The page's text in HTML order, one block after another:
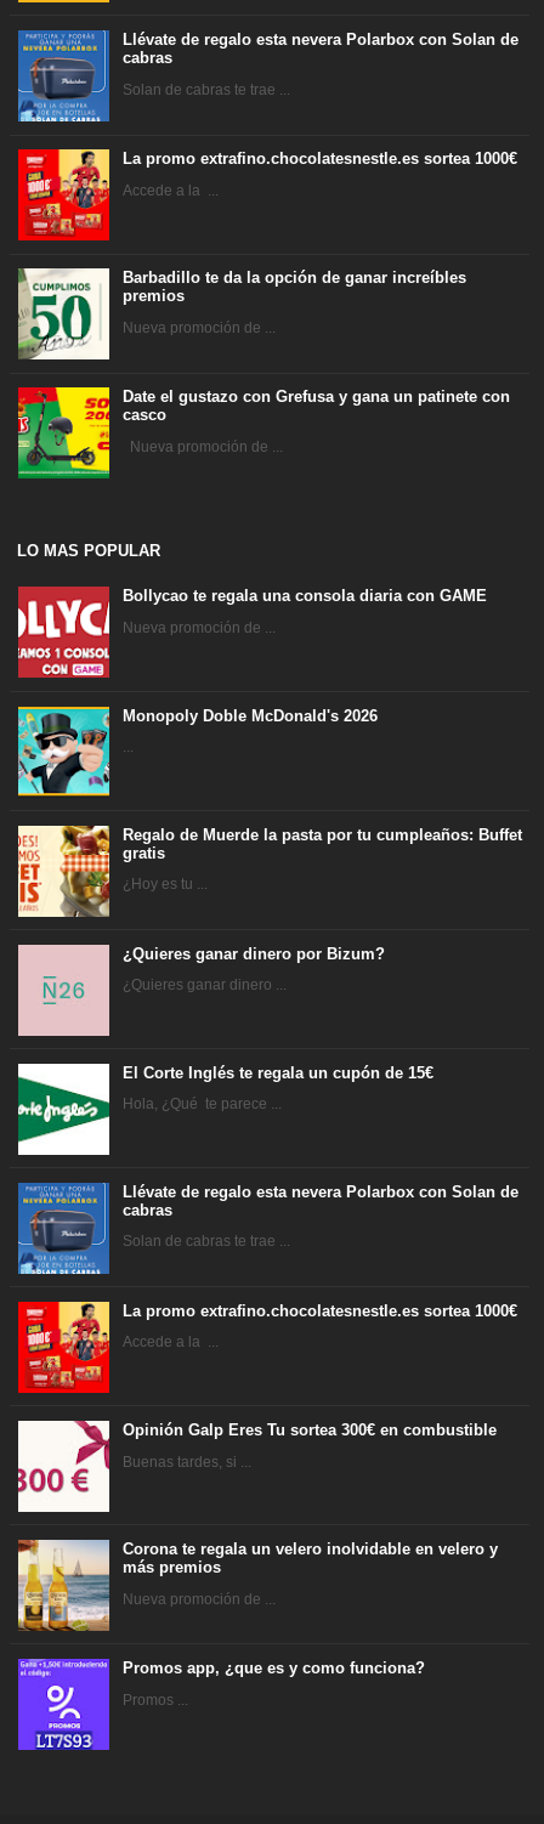
Llévate de regalo esta nevera Polarbox con Solan de
cabras
Solan de cabras te trae ...
La promo extrafino.chocolatesnestle.es sortea 1000€
Accede a la ...
Barbadillo te da la opción de ganar increíbles
premios
Nueva promoción de ...
Date el gustazo con Grefusa y gana un patinete con
casco
Nueva promoción de ...
LO MAS POPULAR
Bollycao te regala una consola diaria con GAME
Nueva promoción de ...
Monopoly Doble McDonald's 2026
...
Regalo de Muerde la pasta por tu cumpleaños: Buffet
gratis
¿Hoy es tu ...
¿Quieres ganar dinero por Bizum?
¿Quieres ganar dinero ...
El Corte Inglés te regala un cupón de 15€
Hola, ¿Qué te parece ...
Llévate de regalo esta nevera Polarbox con Solan de
cabras
Solan de cabras te trae ...
La promo extrafino.chocolatesnestle.es sortea 1000€
Accede a la ...
Opinión Galp Eres Tu sortea 300€ en combustible
Buenas tardes, si ...
Corona te regala un velero inolvidable en velero y
más premios
Nueva promoción de ...
Promos app, ¿que es y como funciona?
Promos ...